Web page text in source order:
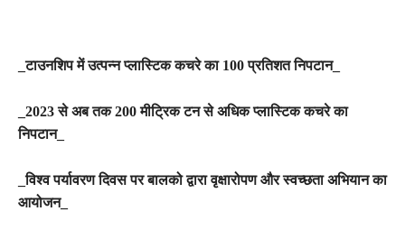
_टाउनशिप में उत्पन्न प्लास्टिक कचरे का 100 प्रतिशत निपटान_
_2023 से अब तक 200 मीट्रिक टन से अधिक प्लास्टिक कचरे का
निपटान_
_विश्व पर्यावरण दिवस पर बालको द्वारा वृक्षारोपण और स्वच्छता अभियान का
आयोजन_